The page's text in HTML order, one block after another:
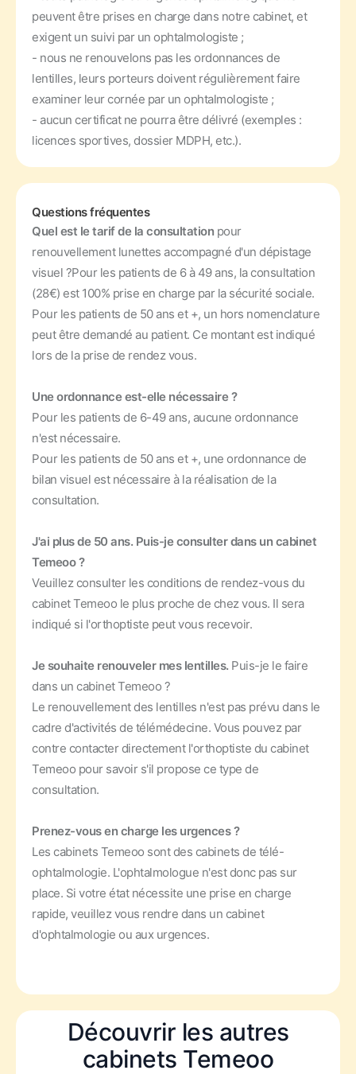
peuvent être prises en charge dans notre cabinet, et
exigent un suivi par un ophtalmologiste ;
- nous ne renouvelons pas les ordonnances de
lentilles, leurs porteurs doivent régulièrement faire
examiner leur cornée par un ophtalmologiste ;
- aucun certificat ne pourra être délivré (exemples :
licences sportives, dossier MDPH, etc.).
Questions fréquentes
Quel est le tarif de la consultation pour
renouvellement lunettes accompagné d'un dépistage
visuel ?Pour les patients de 6 à 49 ans, la consultation
(28€) est 100% prise en charge par la sécurité sociale.
Pour les patients de 50 ans et +, un hors nomenclature
peut être demandé au patient. Ce montant est indiqué
lors de la prise de rendez vous.
Une ordonnance est-elle nécessaire ?
Pour les patients de 6-49 ans, aucune ordonnance
n'est nécessaire.
Pour les patients de 50 ans et +, une ordonnance de
bilan visuel est nécessaire à la réalisation de la
consultation.
J'ai plus de 50 ans. Puis-je consulter dans un cabinet
Temeoo ?
Veuillez consulter les conditions de rendez-vous du
cabinet Temeoo le plus proche de chez vous. Il sera
indiqué si l'orthoptiste peut vous recevoir.
Je souhaite renouveler mes lentilles. Puis-je le faire
dans un cabinet Temeoo ?
Le renouvellement des lentilles n'est pas prévu dans le
cadre d'activités de télémédecine. Vous pouvez par
contre contacter directement l'orthoptiste du cabinet
Temeoo pour savoir s'il propose ce type de
consultation.
Prenez-vous en charge les urgences ?
Les cabinets Temeoo sont des cabinets de télé-
ophtalmologie. L'ophtalmologue n'est donc pas sur
place. Si votre état nécessite une prise en charge
rapide, veuillez vous rendre dans un cabinet
d'ophtalmologie ou aux urgences.
Découvrir les autres
cabinets Temeoo